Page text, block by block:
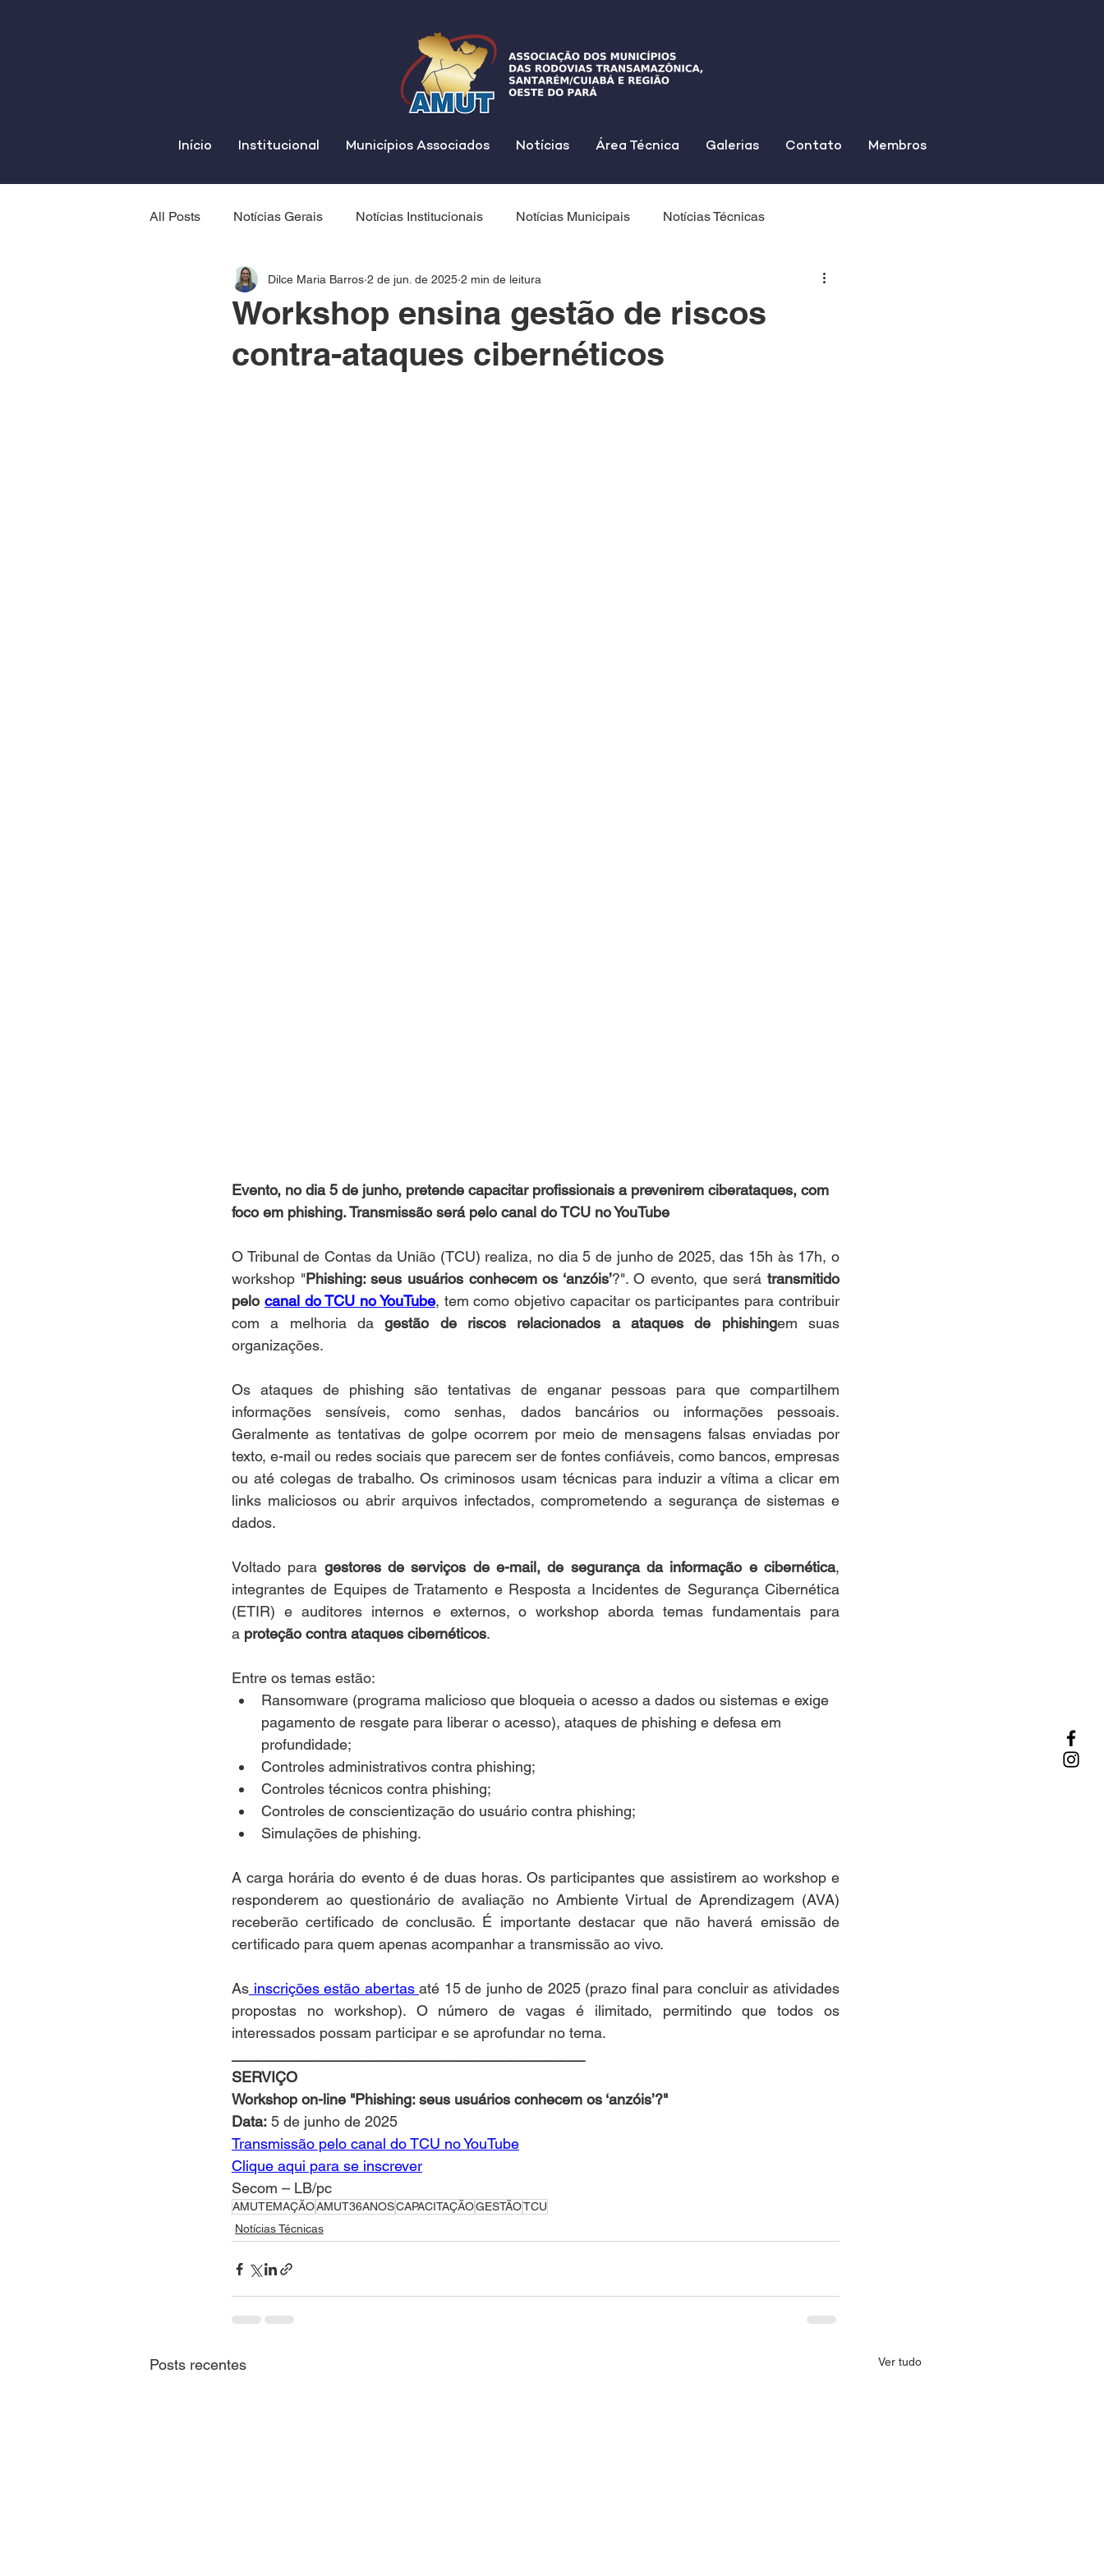
Início Institucional Municípios Associados Notícias Área Técnica Galerias Contato Membros
All Posts Notícias Gerais Notícias Institucionais Notícias Municipais Notícias Técnicas
Workshop ensina gestão de riscos
contra-ataques cibernéticos
Dilce Maria Barros 2 de jun. de 2025 2 min de leitura
Evento, no dia 5 de junho, pretende capacitar profissionais a prevenirem ciberataques, com
foco em phishing. Transmissão será pelo canal do TCU no YouTube
O Tribunal de Contas da União (TCU) realiza, no dia 5 de junho de 2025, das 15h às 17h, o
workshop "Phishing: seus usuários conhecem os ‘anzóis’?". O evento, que será transmitido
pelo canal do TCU no YouTube, tem como objetivo capacitar os participantes para contribuir
com a melhoria da gestão de riscos relacionados a ataques de phishingem suas
organizações.
Os ataques de phishing são tentativas de enganar pessoas para que compartilhem
informações sensíveis, como senhas, dados bancários ou informações pessoais.
Geralmente as tentativas de golpe ocorrem por meio de mensagens falsas enviadas por
texto, e-mail ou redes sociais que parecem ser de fontes confiáveis, como bancos, empresas
ou até colegas de trabalho. Os criminosos usam técnicas para induzir a vítima a clicar em
links maliciosos ou abrir arquivos infectados, comprometendo a segurança de sistemas e
dados.
Voltado para gestores de serviços de e-mail, de segurança da informação e cibernética,
integrantes de Equipes de Tratamento e Resposta a Incidentes de Segurança Cibernética
(ETIR) e auditores internos e externos, o workshop aborda temas fundamentais para
a proteção contra ataques cibernéticos.
Entre os temas estão:
Ransomware (programa malicioso que bloqueia o acesso a dados ou sistemas e exige
pagamento de resgate para liberar o acesso), ataques de phishing e defesa em
profundidade;
Controles administrativos contra phishing;
Controles técnicos contra phishing;
Controles de conscientização do usuário contra phishing;
Simulações de phishing.
A carga horária do evento é de duas horas. Os participantes que assistirem ao workshop e
responderem ao questionário de avaliação no Ambiente Virtual de Aprendizagem (AVA)
receberão certificado de conclusão. É importante destacar que não haverá emissão de
certificado para quem apenas acompanhar a transmissão ao vivo.
As inscrições estão abertas até 15 de junho de 2025 (prazo final para concluir as atividades
propostas no workshop). O número de vagas é ilimitado, permitindo que todos os
interessados possam participar e se aprofundar no tema.
SERVIÇO
Workshop on-line "Phishing: seus usuários conhecem os ‘anzóis’?"
Data: 5 de junho de 2025
Transmissão pelo canal do TCU no YouTube
Clique aqui para se inscrever
Secom – LB/pc
AMUTEMAÇÃOAMUT36ANOSCAPACITAÇÃOGESTÃOTCU
Notícias Técnicas
Posts recentes Ver tudo